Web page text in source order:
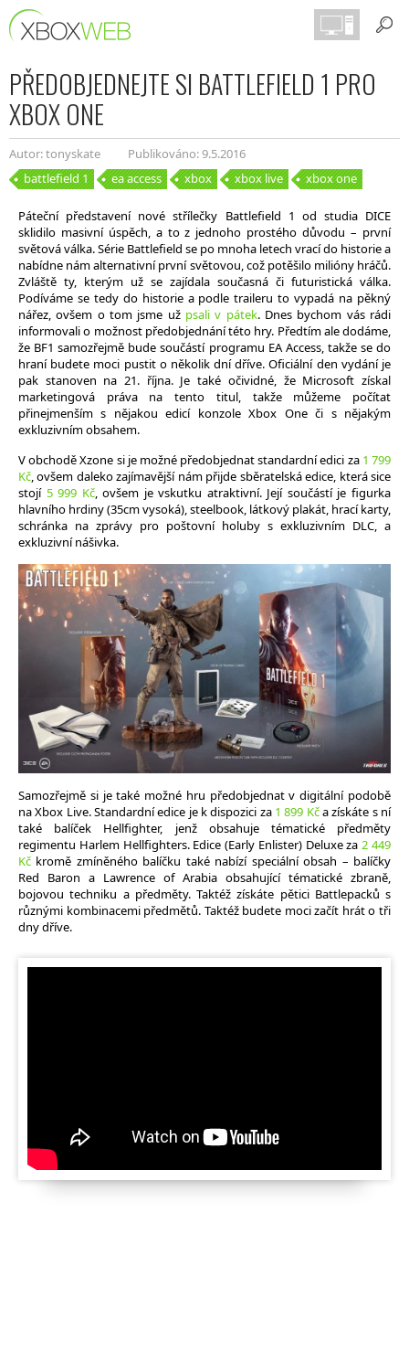
PŘEDOBJEDNEJTE SI BATTLEFIELD 1 PRO
XBOX ONE
Autor: tonyskate
Publikováno: 9.5.2016
battlefield 1
ea access xbox xbox live xbox one
Páteční představení nové střílečky Battlefield 1 od studia DICE
sklidilo masivní úspěch, a to z jednoho prostého důvodu – první
světová válka. Série Battlefield se po mnoha letech vrací do historie a
nabídne nám alternativní první světovou, což potěšilo milióny hráčů.
Zvláště ty, kterým už se zajídala současná či futuristická válka.
Podíváme se tedy do historie a podle traileru to vypadá na pěkný
nářez, ovšem o tom jsme už psali v pátek. Dnes bychom vás rádi
informovali o možnost předobjednání této hry. Předtím ale dodáme,
že BF1 samozřejmě bude součástí programu EA Access, takže se do
hraní budete moci pustit o několik dní dříve. Oficiální den vydání je
pak stanoven na 21. října. Je také očividné, že Microsoft získal
marketingová práva na tento titul, takže můžeme počítat
přinejmenším s nějakou edicí konzole Xbox One či s nějakým
exkluzivním obsahem.
V obchodě Xzone si je možné předobjednat standardní edici za 1 799
Kč, ovšem daleko zajímavější nám přijde sběratelská edice, která sice
stojí 5 999 Kč, ovšem je vskutku atraktivní. Její součástí je figurka
hlavního hrdiny (35cm vysoká), steelbook, látkový plakát, hrací karty,
schránka na zprávy pro poštovní holuby s exkluzivním DLC, a
exkluzivní nášivka.
Samozřejmě si je také možné hru předobjednat v digitální podobě
na Xbox Live. Standardní edice je k dispozici za 1 899 Kča získáte s ní
také balíček Hellfighter, jenž obsahuje tématické předměty
regimentu Harlem Hellfighters. Edice (Early Enlister) Deluxe za2 449
Kč kromě zmíněného balíčku také nabízí speciální obsah – balíčky
Red Baron a Lawrence of Arabia obsahující tématické zbraně,
bojovou techniku a předměty. Taktéž získáte pětici Battlepacků s
různými kombinacemi předmětů. Taktéž budete moci začít hrát o tři
dny dříve.